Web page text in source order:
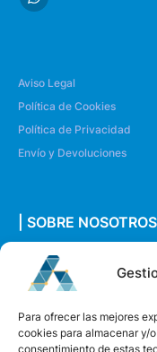
Para ofrecer las mejores
cookies para almacenar y/
consentimiento de estas
Aviso Legal
Política de Cookies
Política de Privacidad
Envío y Devoluciones
| SOBRE NOSOTROS
Quiénes somos
Envíanos un mensaje